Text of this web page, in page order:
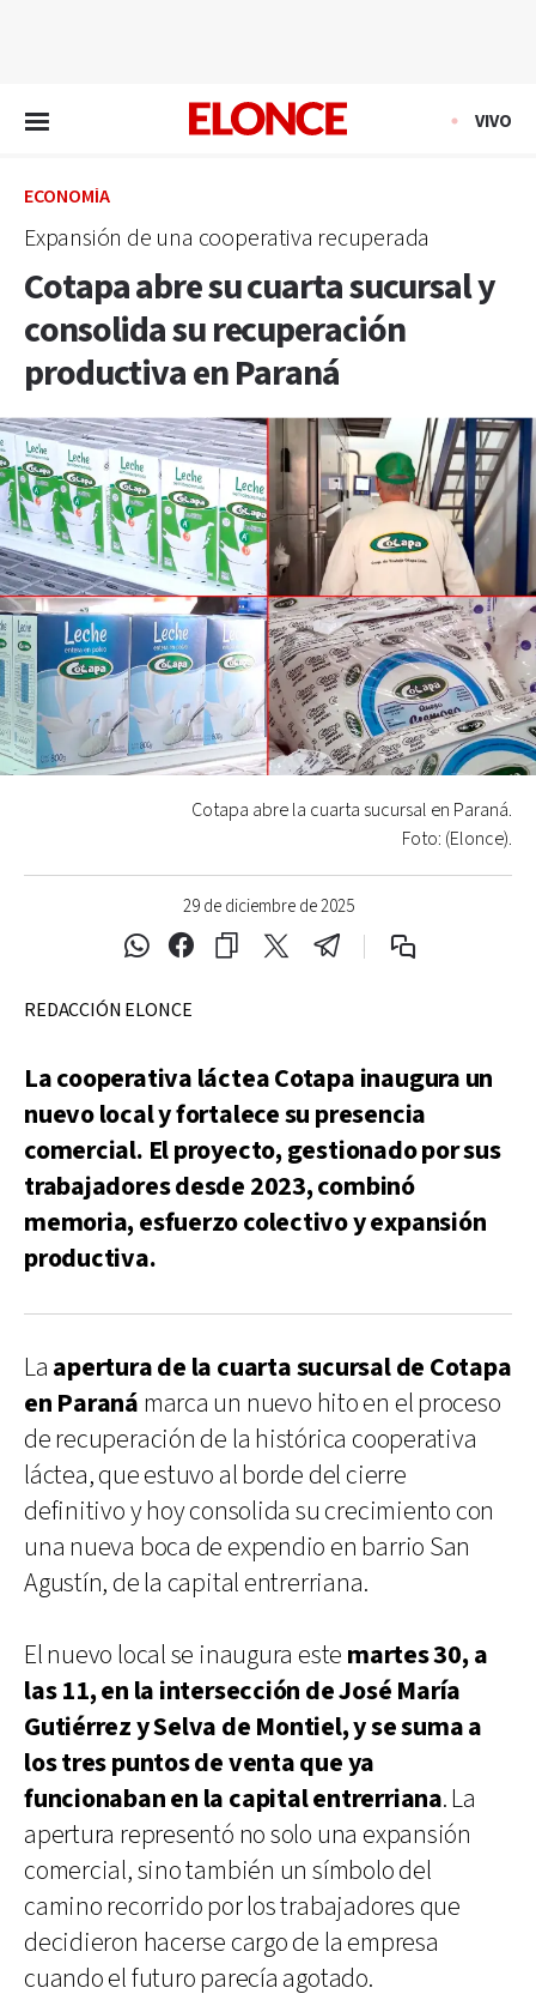
VIVO
ECONOMÍA
Expansión de una cooperativa recuperada
Cotapa abre su cuarta sucursal y
consolida su recuperación
productiva en Paraná
29 de diciembre de 2025
Cotapa abre la cuarta sucursal en Paraná.
Foto: (Elonce).
REDACCIÓN ELONCE
La cooperativa láctea Cotapa inaugura un
nuevo local y fortalece su presencia
comercial. El proyecto, gestionado por sus
trabajadores desde 2023, combinó
memoria, esfuerzo colectivo y expansión
productiva.
La apertura de la cuarta sucursal de Cotapa
en Paraná marca un nuevo hito en el proceso
de recuperación de la histórica cooperativa
láctea, que estuvo al borde del cierre
definitivo y hoy consolida su crecimiento con
una nueva boca de expendio en barrio San
Agustín, de la capital entrerriana.
El nuevo local se inaugura este martes 30, a
las 11, en la intersección de José María
Gutiérrez y Selva de Montiel, y se suma a
los tres puntos de venta que ya
funcionaban en la capital entrerriana. La
apertura representó no solo una expansión
comercial, sino también un símbolo del
camino recorrido por los trabajadores que
decidieron hacerse cargo de la empresa
cuando el futuro parecía agotado.